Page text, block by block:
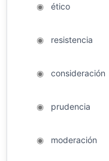
◉ético
◉resistencia
◉consideración
◉prudencia
◉moderación